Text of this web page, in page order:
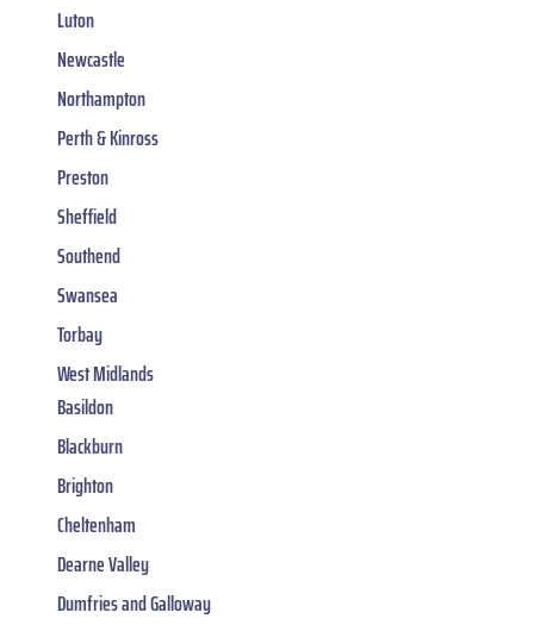
Luton
Newcastle
Northampton
Perth & Kinross
Preston
Sheffield
Southend
Swansea
Torbay
West Midlands
Basildon
Blackburn
Brighton
Cheltenham
Dearne Valley
Dumfries and Galloway